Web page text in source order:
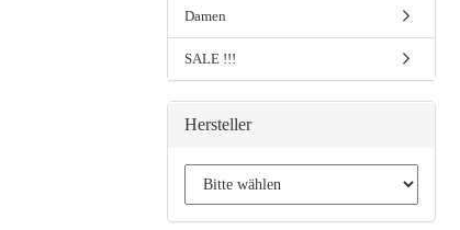
Damen
SALE !!!
Hersteller